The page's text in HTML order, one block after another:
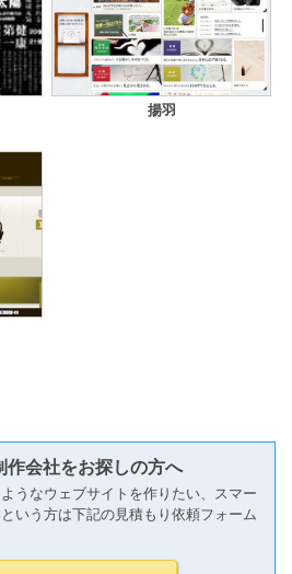
揚羽
作会社をお探しの方へ
うなウェブサイトを作りたい、スマー
いう方は下記の見積もり依頼フォーム